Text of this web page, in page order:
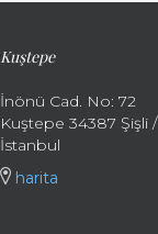
Kuştepe
İnönü Cad. No: 72
Kuştepe 34387 Şişli /
İstanbul
harita